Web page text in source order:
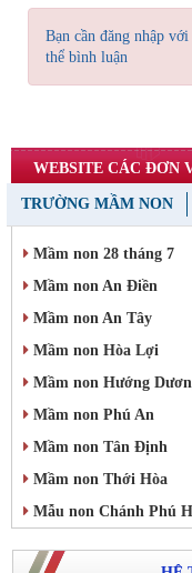
Bạn cần đăng nhập
thể bình luận
WEBSITE CÁC ĐƠN
TRƯỜNG MẦM NON
Mầm non 28 tháng 7
Mầm non An Điền
Mầm non An Tây
Mầm non Hòa Lợi
Mầm non Hướng
Mầm non Phú An
Mầm non Tân Định
Mầm non Thới Hòa
Mẫu non Chánh Phú